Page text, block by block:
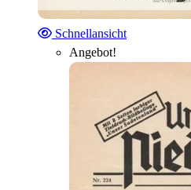
Schnellansicht
Angebot!